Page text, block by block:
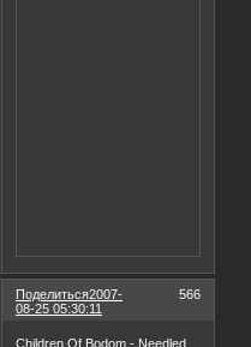
Поделиться 566
2007-
08-25 05:30:11
Children Of Bodom - Needled